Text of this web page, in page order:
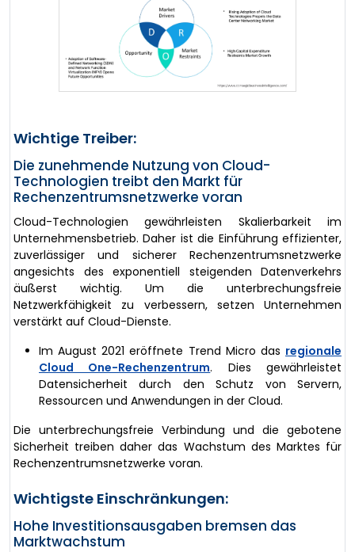
Wichtige Treiber:
Die zunehmende Nutzung von Cloud-
Technologien treibt den Markt für
Rechenzentrumsnetzwerke voran
Cloud-Technologien gewährleisten Skalierbarkeit im
Unternehmensbetrieb. Daher ist die Einführung effizienter,
zuverlässiger und sicherer Rechenzentrumsnetzwerke
angesichts des exponentiell steigenden Datenverkehrs
äußerst wichtig. Um die unterbrechungsfreie
Netzwerkfähigkeit zu verbessern, setzen Unternehmen
verstärkt auf Cloud-Dienste.
Im August 2021 eröffnete Trend Micro das regionale
Cloud One-Rechenzentrum. Dies gewährleistet
Datensicherheit durch den Schutz von Servern,
Ressourcen und Anwendungen in der Cloud.
Die unterbrechungsfreie Verbindung und die gebotene
Sicherheit treiben daher das Wachstum des Marktes für
Rechenzentrumsnetzwerke voran.
Wichtigste Einschränkungen:
Hohe Investitionsausgaben bremsen das
Marktwachstum